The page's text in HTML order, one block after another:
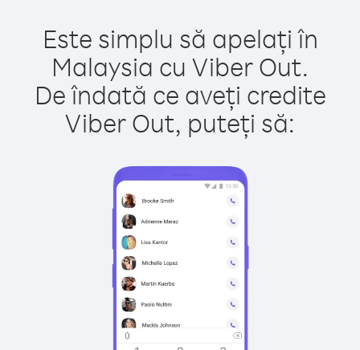
Este simplu să apelați în
Malaysia cu Viber Out.
De îndată ce aveți credite
Viber Out, puteți să: